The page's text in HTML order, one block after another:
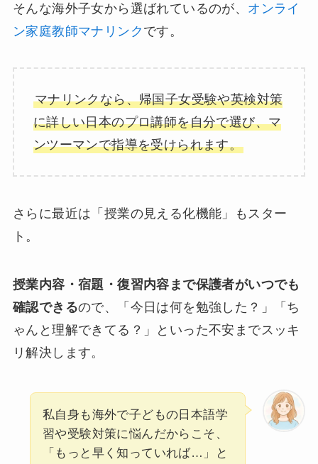
そんな海外子女から選ばれているのが、 オンライ
ン家庭教師マナリンク です。
マナリンクなら、帰国子女受験や英検対策
に詳しい日本のプロ講師を自分で選び、マ
ンツーマンで指導を受けられます。
さらに最近は「授業の見える化機能」もスター
ト。
授業内容・宿題・復習内容まで保護者がいつでも
確認できるので、「今日は何を勉強した？」「ち
ゃんと理解できてる？」といった不安までスッキ
リ解決します。
私自身も海外で子どもの日本語学
習や受験対策に悩んだからこそ、
「もっと早く知っていれば…」と